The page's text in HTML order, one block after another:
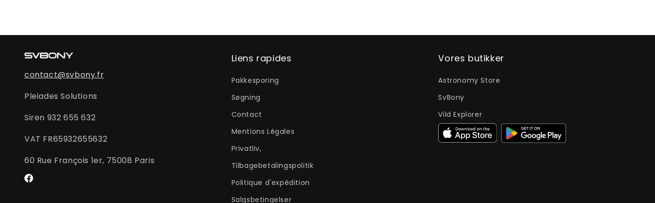
contact@svbony.fr
Pleiades Solutions
Siren 932 655 632
VAT FR65932655632
60 Rue François 1er, 75008 Paris
Facebook
Liens rapides
Pakkesporing
Søgning
Contact
Mentions Légales
Privatliv,
Tilbagebetalingspolitik
Politique d'expédition
Salgsbetingelser
Vores butikker
Astronomy Store
SvBony
Vild Explorer